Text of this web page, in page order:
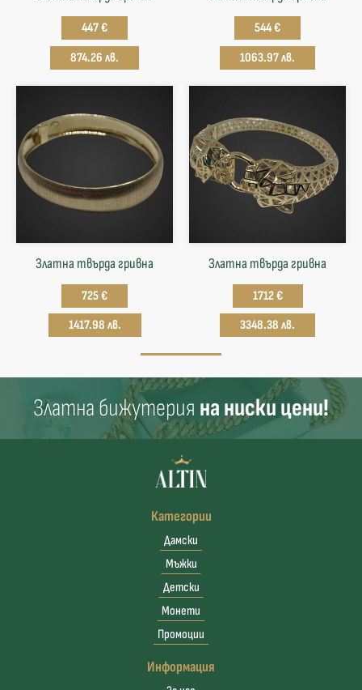
447 €
874.26 лв.
544 €
1063.97 лв.
Златна твърда гривнa
725 €
1417.98 лв.
Златна твърда гривнa
1712 €
3348.38 лв.
Златна бижутерия на ниски цени!
Категории
Дамски
Мъжки
Детски
Монети
Промоции
Информация